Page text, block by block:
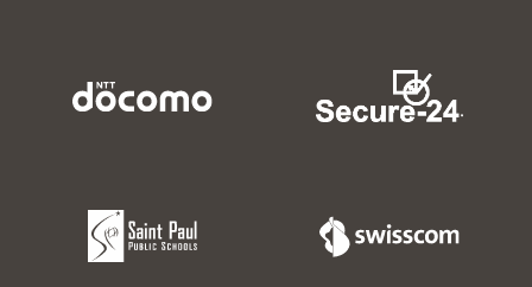
réduit la perte potentielle
de données à moins d’une
données Oracle sont
jusqu’à 8 fois plus rapides
sauvegardes complètes
virtuelles allant de 2 Po à
sauvegardes garantit leur
exactitude et décharge les
serveurs de bases de